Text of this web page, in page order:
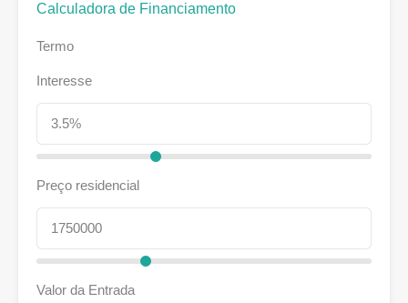
Calculadora de Financiamento
Termo
Interesse
Preço residencial
Valor da Entrada